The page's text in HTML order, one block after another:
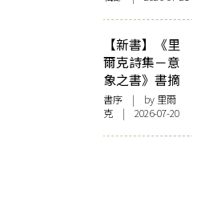
【新書】《里
爾克詩集－意
象之書》書摘
書序 | by 里爾
克 | 2026-07-20